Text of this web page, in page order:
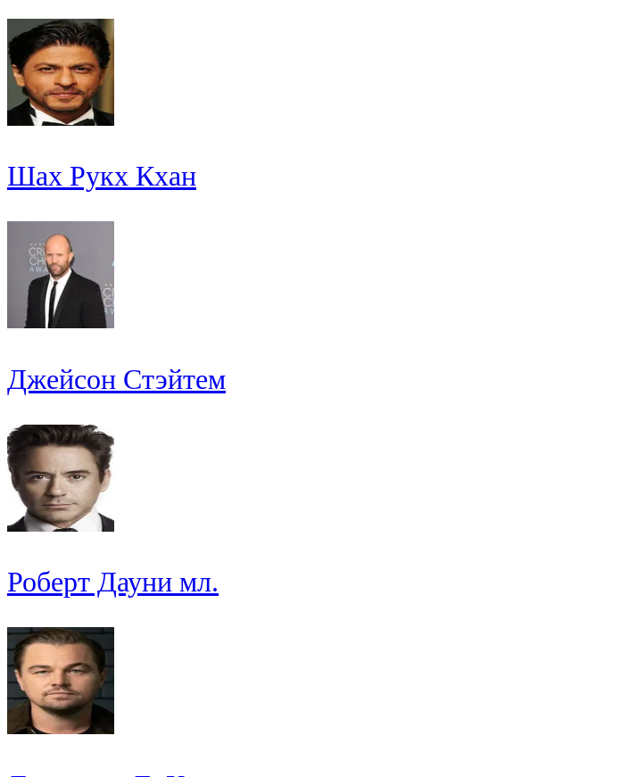
Шах Рукх Кхан
Джейсон Стэйтем
Роберт Дауни мл.